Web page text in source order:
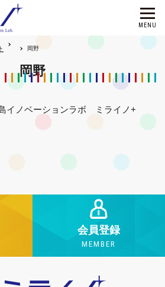
岡野
岡野
イノベーションラボ ミライノ+
会員登録
MEMBER